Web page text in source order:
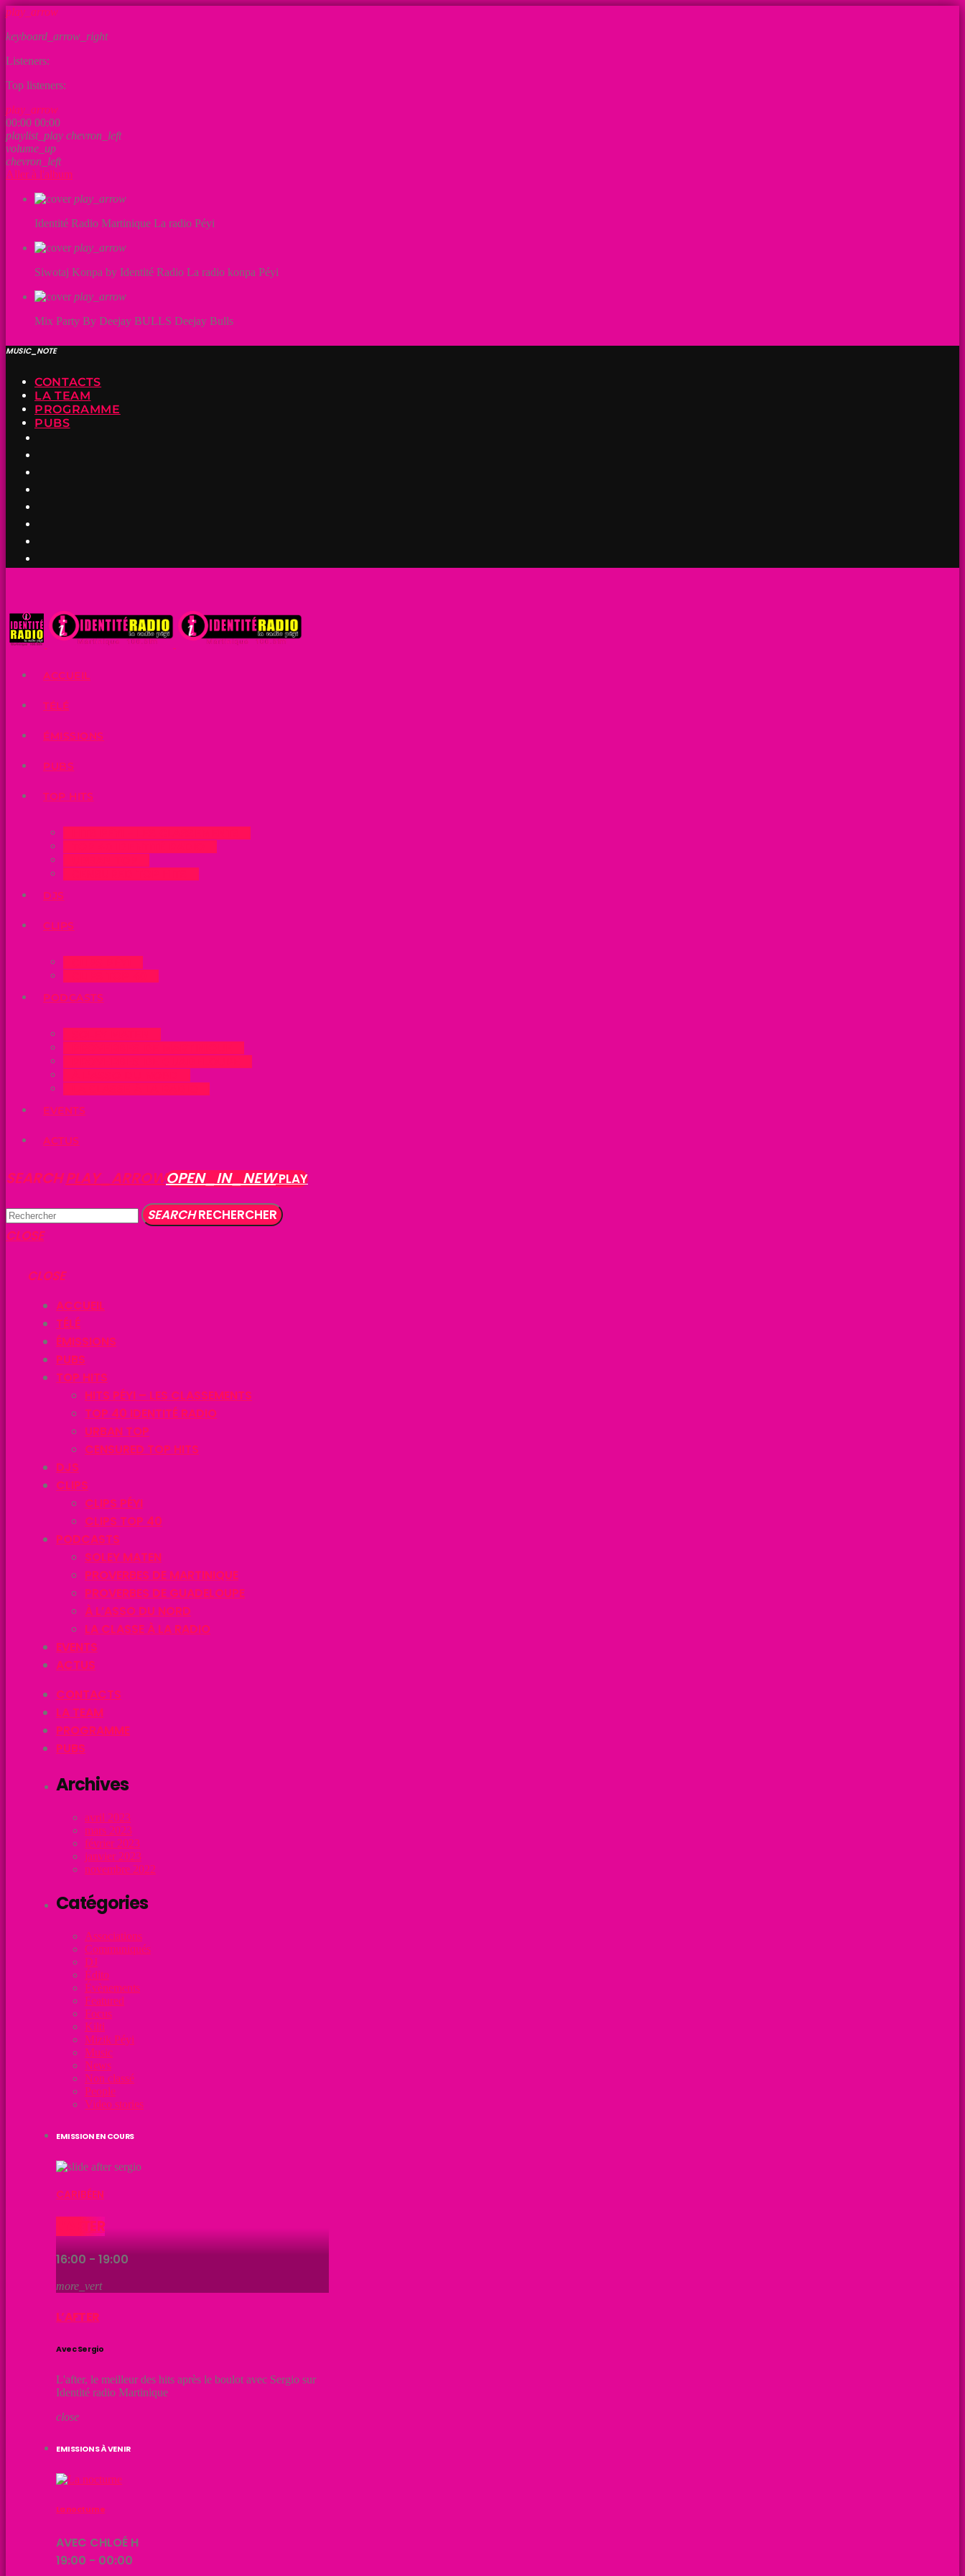
play_arrow
keyboard_arrow_right
Listeners:
Top listeners:
play_arrow
00:00 00:00
playlist_play chevron_left
volume_up
chevron_left
Aller à l'album
play_arrow
Identité Radio Martinique La radio Péyi
play_arrow
Siwotaj Konpa by Identité Radio La radio konpa Péyi
play_arrow
Mix Party By Deejay BULLS Deejay Bulls
MUSIC_NOTE
CONTACTS
LA TEAM
PROGRAMME
PUBS
ACCUEIL
TÉLÉ
ÉMISSIONS
PUBS
TOP HITS
DJS
CLIPS
PODCASTS
EVENTS
ACTUS
SEARCHPLAY_ARROWOPEN_IN_NEWPLAY
SEARCHRECHERCHER
CLOSE
CLOSE
ACCUEIL
TÉLÉ
ÉMISSIONS
PUBS
TOP HITS
HITS PÉYI – LES CLASSEMENTS
TOP 40 IDENTITÉ RADIO
URBAN TOP
CENSURED TOP HITS
DJS
CLIPS
CLIPS PÉYI
CLIPS TOP 40
PODCASTS
SOLEY MATEN
PROVERBES DE MARTINIQUE
PROVERBES DE GUADELOUPE
À L’ASSO DU NORD
LA CLASSE À LA RADIO
EVENTS
ACTUS
CONTACTS
LA TEAM
PROGRAMME
PUBS
Archives
avril 2023
mars 2023
février 2023
janvier 2023
novembre 2022
Catégories
Associations
Communiqués
DJ
Édito
Évènements
Featured
Focus
Kilti
Mizik Péyi
Music
News
Non classé
People
Video stories
EMISSION EN COURS
CARIBÉEN
L’AFTER
16:00 - 19:00
more_vert
L’AFTER
Avec Sergio
L'after, le meilleur des hits après le boulot avec Sergio sur
Identité radio Martinique
close
EMISSIONS À VENIR
La nocturne
AVEC CHLOÉ H
19:00 - 00:00